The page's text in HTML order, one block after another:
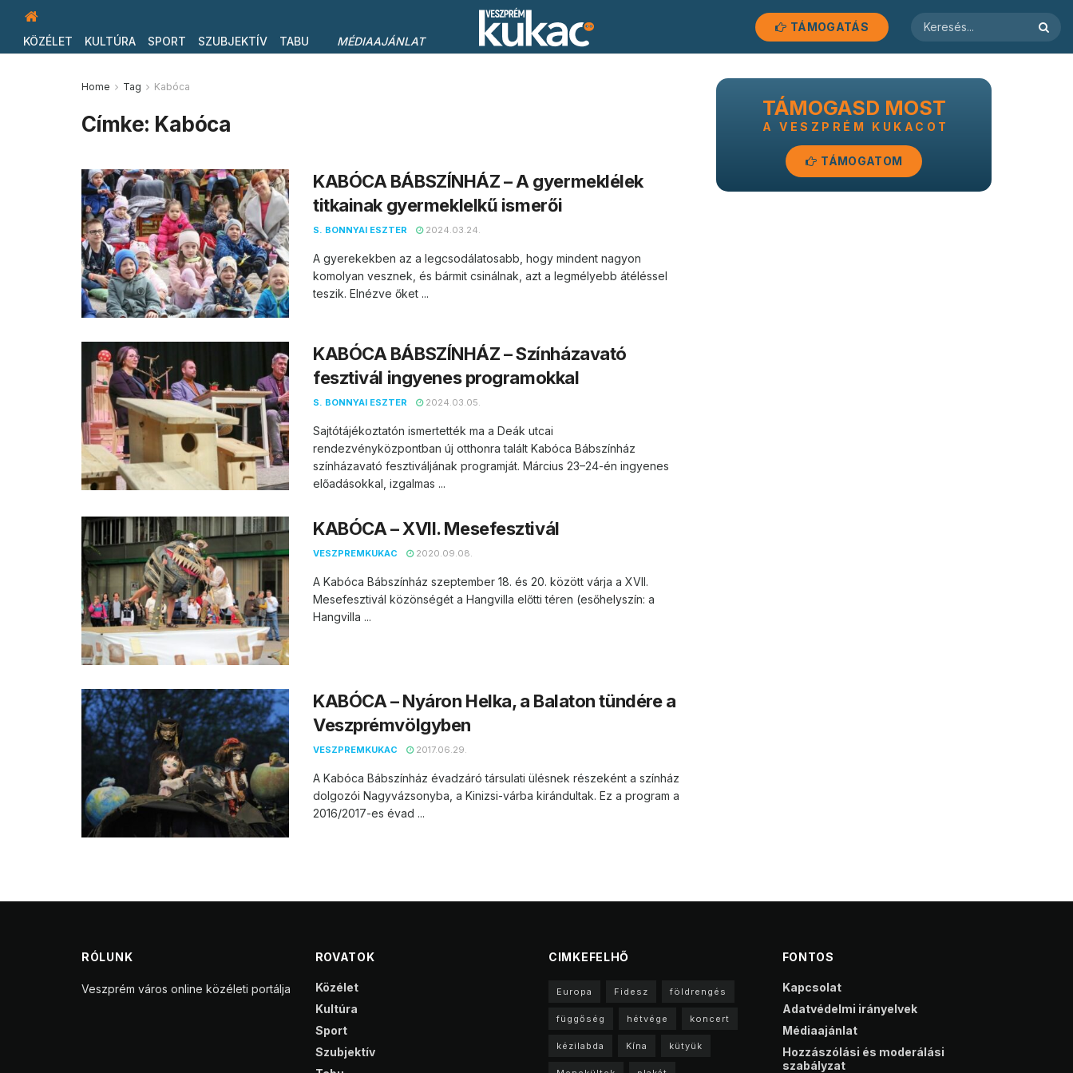
KÖZÉLET KULTÚRA SPORT SZUBJEKTÍV TABU MÉDIAAJÁNLAT
TÁMOGATÁS
Home Tag Kabóca
Címke: Kabóca
KABÓCA BÁBSZÍNHÁZ – A gyermeklélek
titkainak gyermeklelkű ismerői
S. BONNYAI ESZTER 2024.03.24.
A gyerekekben az a legcsodálatosabb, hogy mindent nagyon
komolyan vesznek, és bármit csinálnak, azt a legmélyebb átéléssel
teszik. Elnézve őket ...
KABÓCA BÁBSZÍNHÁZ – Színházavató
fesztivál ingyenes programokkal
S. BONNYAI ESZTER 2024.03.05.
Sajtótájékoztatón ismertették ma a Deák utcai
rendezvényközpontban új otthonra talált Kabóca Bábszínház
színházavató fesztiváljának programját. Március 23–24-én ingyenes
előadásokkal, izgalmas ...
KABÓCA – XVII. Mesefesztivál
VESZPREMKUKAC 2020.09.08.
A Kabóca Bábszínház szeptember 18. és 20. között várja a XVII.
Mesefesztivál közönségét a Hangvilla előtti téren (esőhelyszín: a
Hangvilla ...
KABÓCA – Nyáron Helka, a Balaton tündére a
Veszprémvölgyben
VESZPREMKUKAC 2017.06.29.
A Kabóca Bábszínház évadzáró társulati ülésnek részeként a színház
dolgozói Nagyvázsonyba, a Kinizsi-várba kirándultak. Ez a program a
2016/2017-es évad ...
TÁMOGASD MOST
A VESZPRÉM KUKACOT
TÁMOGATOM
RÓLUNK
Veszprém város online közéleti portálja
ROVATOK
Közélet
Kultúra
Sport
Szubjektív
CIMKEFELHŐ
Europa Fidesz földrengés
függőség hétvége koncert
kézilabda Kína kütyük
FONTOS
Kapcsolat
Adatvédelmi irányelvek
Médiaajánlat
Hozzászólási és moderálási
szabályzat